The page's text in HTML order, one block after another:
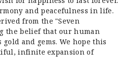
and peacefulness in life.
from the "Seven
the belief that our human
and gems. We hope this
infinite expansion of